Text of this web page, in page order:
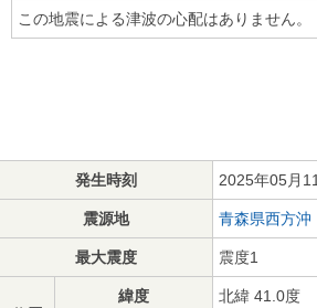
この地震による津波の心配はありません。
発生時刻 2025年05月
震源地 青森県西方沖
最大震度 震度1
緯度 北緯 41.0度